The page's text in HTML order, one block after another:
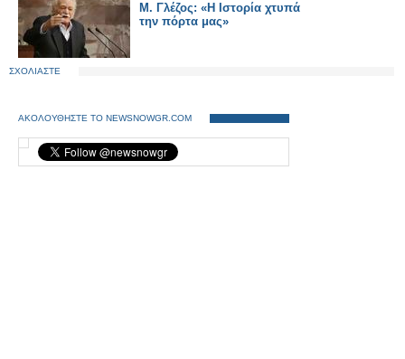
Μ. Γλέζος: «Η Ιστορία χτυπά
την πόρτα μας»
ΣΧΟΛΙΑΣΤΕ
ΑΚΟΛΟΥΘΗΣΤΕ ΤΟ NEWSNOWGR.COM